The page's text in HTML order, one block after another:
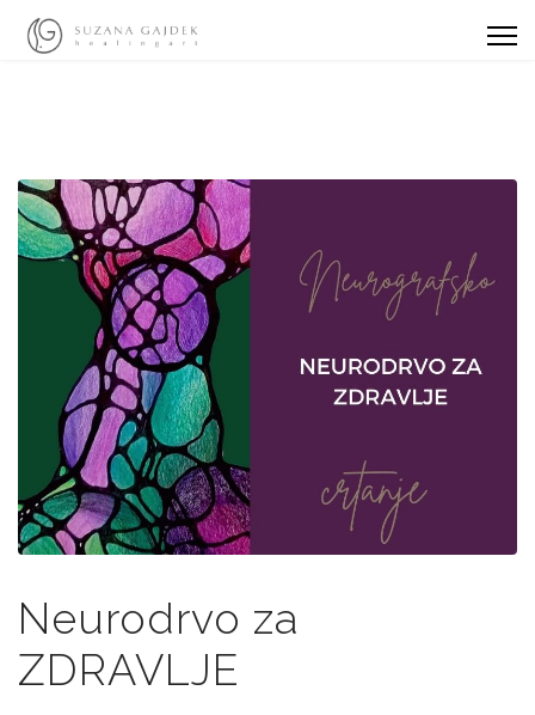
Neurodrvo za
ZDRAVLJE